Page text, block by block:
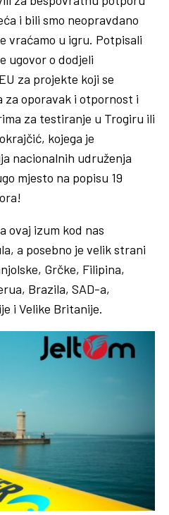
i bili smo neopravdano
vraćamo u igru. Potpisali
ugovor o dodjeli
za projekte koji se
oporavak i otpornost i
za testiranje u Trogiru ili
kojega je
nacionalnih udruženja
mjesto na popisu 19
ovaj izum kod nas
a posebno je velik strani
Grčke, Filipina,
Brazila, SAD-a,
i Velike Britanije.